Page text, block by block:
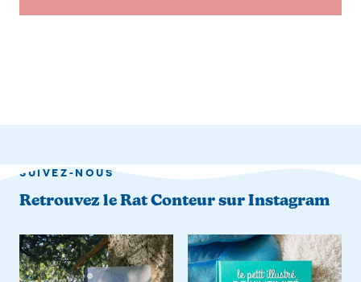
SUIVEZ-NOUS
Retrouvez le Rat Conteur sur Instagram